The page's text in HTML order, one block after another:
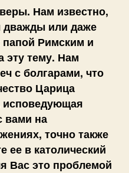
Нам известно,
дважды или даже
Римским и
эту тему. Нам
с болгарами, что
Царица
исповедующая
вами на
точно также
ее в католический
Вас это проблемой